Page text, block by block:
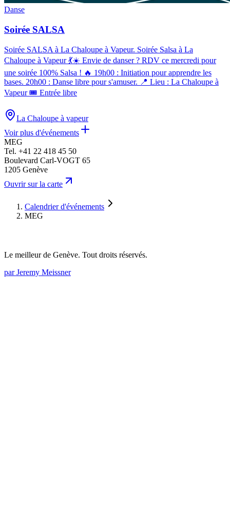
Danse
Soirée SALSA
Soirée SALSA à La Chaloupe à Vapeur. Soirée Salsa à La
Chaloupe à Vapeur 💃☀️ Envie de danser ? RDV ce mercredi pour
une soirée 100% Salsa ! 🔥 19h00 : Initiation pour apprendre les
bases. 20h00 : Danse libre pour s'amuser. 📍 Lieu : La Chaloupe à
Vapeur 🎟️ Entrée libre
La Chaloupe à vapeur
Voir plus d'événements
MEG
Tel. +41 22 418 45 50
Boulevard Carl-VOGT 65
1205 Genève
MEG
+
−
Ouvrir sur la carte
Calendrier d'événements
MEG
Le meilleur de Genève. Tout droits réservés.
par Jeremy Meissner